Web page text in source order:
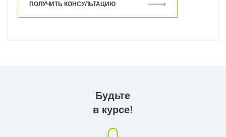
ПОЛУЧИТЬ КОНСУЛЬТАЦИЮ
Будьте
в курсе!